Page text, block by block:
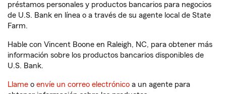
préstamos personales y productos bancarios para negocios
de U.S. Bank en línea o a través de su agente local de State
Farm.
Hable con Vincent Boone en Raleigh, NC, para obtener más
información sobre los productos bancarios disponibles de
U.S. Bank.
Llame o envíe un correo electrónico a un agente para